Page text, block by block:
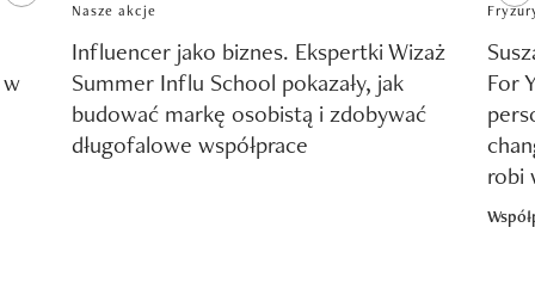
Nasze akcje
Influencer jako biznes. Ekspertki Wizaż
Summer Influ School pokazały, jak
budować markę osobistą i zdobywać
długofalowe współprace
For
robi